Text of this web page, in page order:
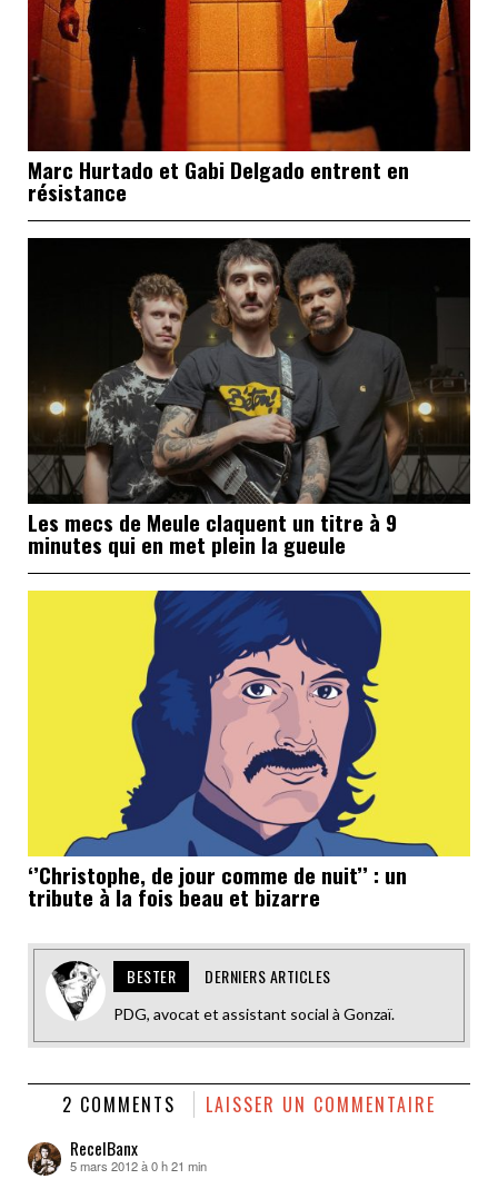
Marc Hurtado et Gabi Delgado entrent en
résistance
Les mecs de Meule claquent un titre à 9
minutes qui en met plein la gueule
‘’Christophe, de jour comme de nuit’’ : un
tribute à la fois beau et bizarre
BESTER DERNIERS ARTICLES
PDG, avocat et assistant social à Gonzaï.
2 COMMENTS LAISSER UN COMMENTAIRE
RecelBanx
dit :
5 mars 2012 à 0 h 21 min